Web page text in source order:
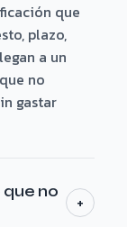
que
plazo,
a un
no
gastar
no
+